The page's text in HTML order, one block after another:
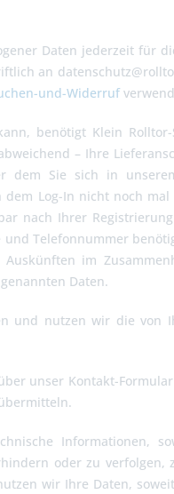
Daten jederzeit für
an
und-Widerruf
benötigt Klein Rolltor-
– Ihre
dem Sie sich in
Log-In nicht noch
nach Ihrer
Telefonnummer
im
Daten.
und nutzen wir die von
unser Kontakt-
Informationen,
oder zu
wir Ihre Daten,